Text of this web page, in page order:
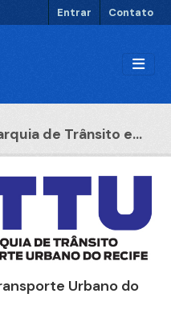
Entrar Contato
de Trânsito e...
Urbano do